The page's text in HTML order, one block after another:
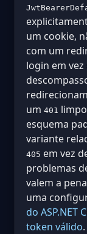
um cookie,
com um
login em
um 401
esquema
variante
405 em vez
problemas
valem a
uma
do ASP.NET
token válido.